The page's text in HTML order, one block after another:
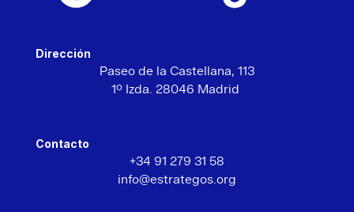
Dirección
Paseo de la Castellana, 113
1º Izda. 28046 Madrid
Contacto
+34 91 279 31 58
info@estrategos.org